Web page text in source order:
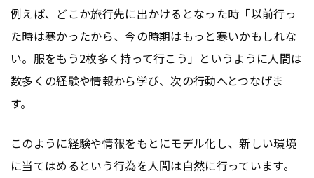
例えば、どこか旅行先に出かけるとなった時「以前行っ
た時は寒かったから、今の時期はもっと寒いかもしれな
い。服をもう2枚多く持って行こう」というように人間は
数多くの経験や情報から学び、次の行動へとつなげま
す。
このように経験や情報をもとにモデル化し、新しい環境
に当てはめるという行為を人間は自然に行っています。